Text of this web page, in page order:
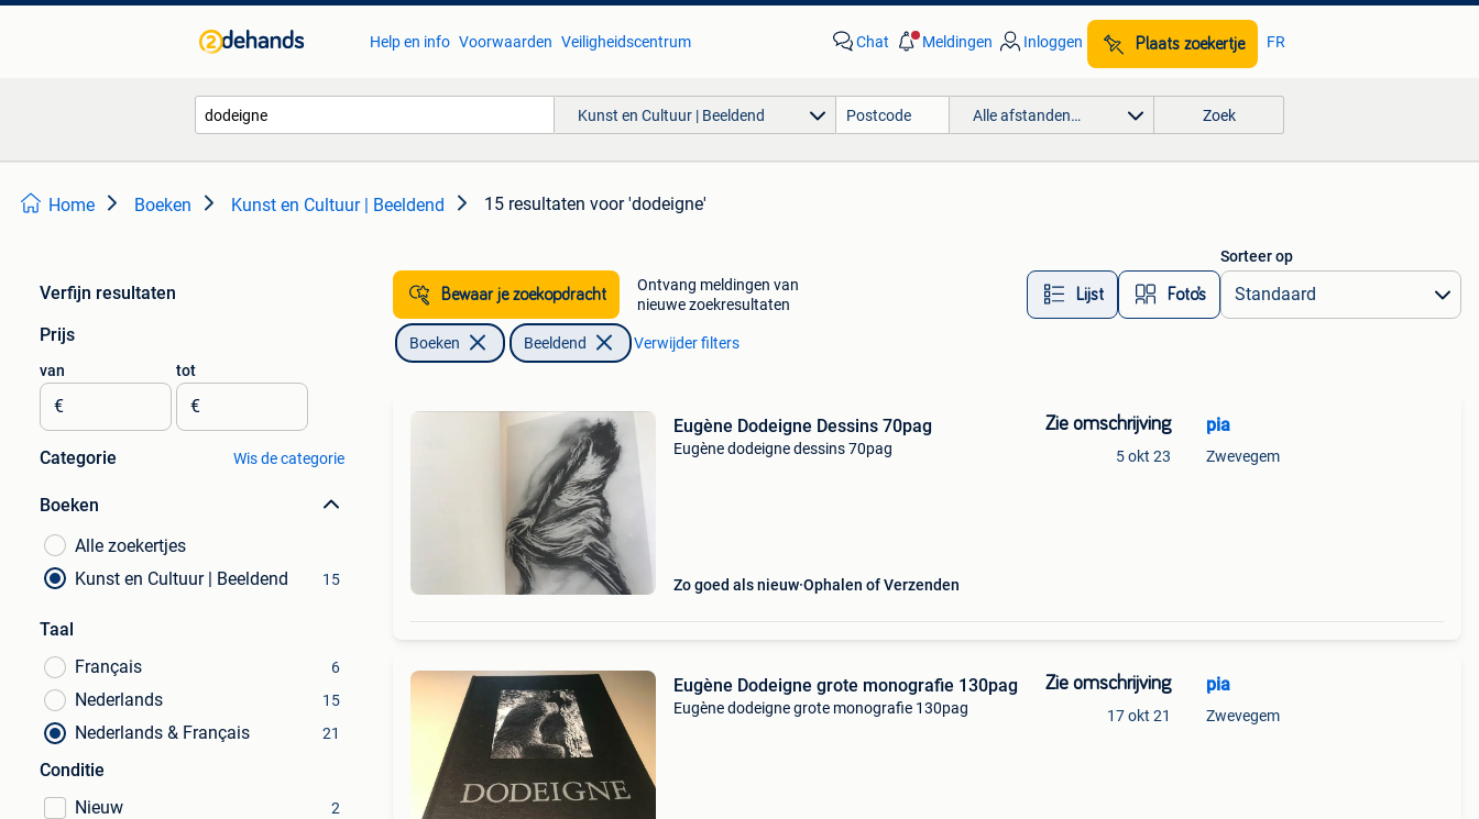
Help en info Voorwaarden Veiligheidscentrum Chat Meldingen Inloggen Plaats zoekertje FR
Kunst en Cultuur | Beeldend Alle afstanden… Zoek
Home Boeken Kunst en Cultuur | Beeldend 15 resultaten voor 'dodeigne'
Verfijn resultaten
Prijs
van
€
tot
€
Categorie Wis de categorie
Boeken
Alle zoekertjes
Kunst en Cultuur | Beeldend
15
Taal
Français
6
Nederlands 15
Nederlands & Français 21
Conditie
Nieuw
2
Bewaar je zoekopdracht
Ontvang meldingen van
nieuwe zoekresultaten
Lijst Foto’s
Sorteer op
Boeken Beeldend Verwijder filters
Eugène Dodeigne Dessins 70pag
Eugène dodeigne dessins 70pag
Zo goed als nieuw Ophalen of Verzenden
Zie omschrijving
5 okt 23
pia
Zwevegem
Eugène Dodeigne grote monografie 130pag
Eugène dodeigne grote monografie 130pag
Zie omschrijving
17 okt 21
pia
Zwevegem